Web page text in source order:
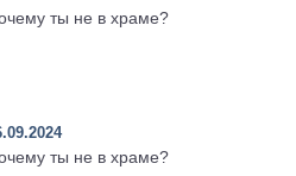
Почему ты не в храме?
Почему ты не в храме?